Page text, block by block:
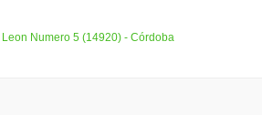
Numero 5 (14920) - Córdoba